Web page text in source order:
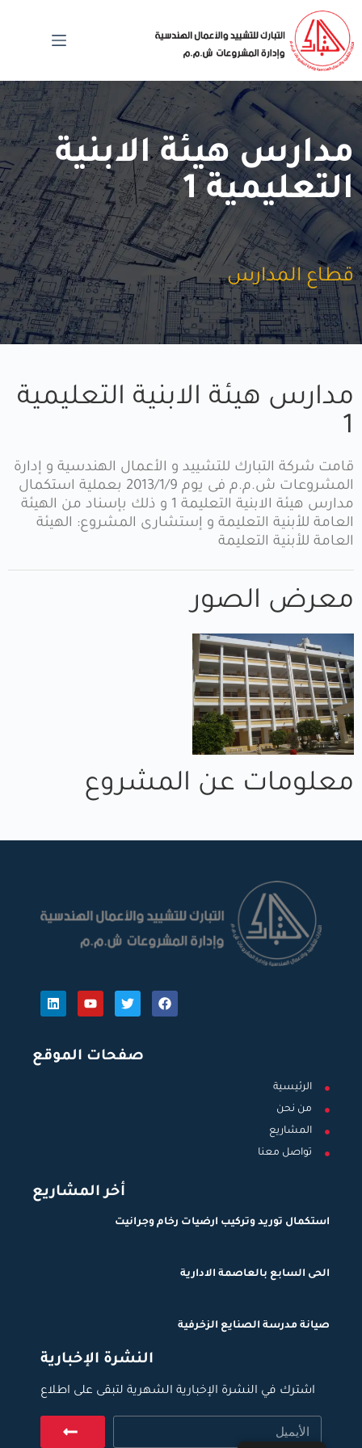
مدارس هيئة الابنية
التعليمية 1
قطاع المدارس
مدارس هيئة الابنية التعليمية
1
قامت شركة التبارك للتشييد و الأعمال الهندسية و إدارة
المشروعات ش.م.م فى يوم 2013/1/9 بعملية استكمال
مدارس هيئة الابنية التعليمة 1 و ذلك بإسناد من الهيئة
العامة للأبنية التعليمة و إستشارى المشروع: الهيئة
العامة للأبنية التعليمة
معرض الصور
معلومات عن المشروع
صفحات الموقع
الرئيسية
من نحن
المشاريع
تواصل معنا
أخر المشاريع
استكمال توريد وتركيب ارضيات رخام وجرانيت
الحى السابع بالعاصمة الادارية
صيانة مدرسة الصنايع الزخرفية
النشرة الإخبارية
اشترك في النشرة الإخبارية الشهرية لتبقى على اطلاع